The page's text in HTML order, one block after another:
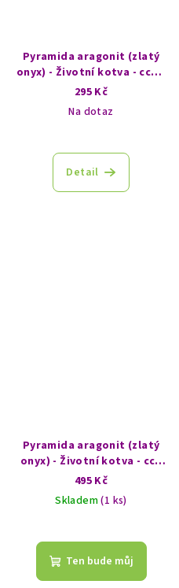
Pyramida aragonit (zlatý
onyx) - Životní kotva - cca 6
cm - Síla uzemnění
295 Kč
Na dotaz
Detail
Pyramida aragonit (zlatý
onyx) - Životní kotva - cca
7,5 cm - Ohnivé nebe
495 Kč
Skladem(1 ks)
Ten bude můj